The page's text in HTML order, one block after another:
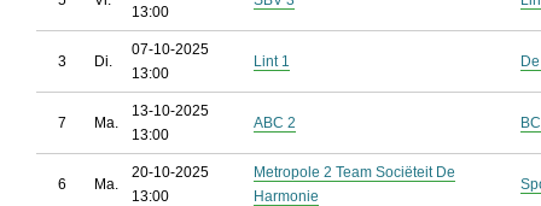
13:00
3 Di.
07-10-2025
13:00
Lint 1
7 Ma.
13-10-2025
13:00
ABC 2
6 Ma.
20-10-2025
13:00
Metropole 2 Team Sociëteit De
Harmonie